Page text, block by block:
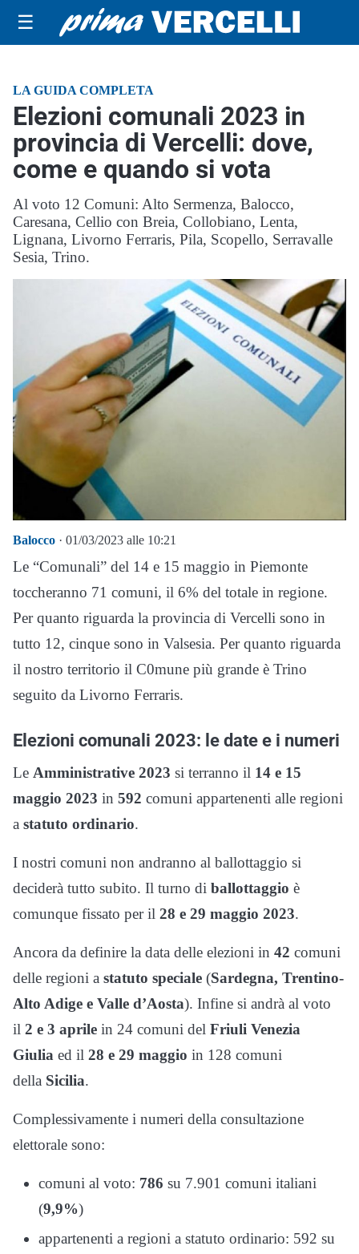
☰
LA GUIDA COMPLETA
Elezioni comunali 2023 in
provincia di Vercelli: dove,
come e quando si vota
Al voto 12 Comuni: Alto Sermenza, Balocco,
Caresana, Cellio con Breia, Collobiano, Lenta,
Lignana, Livorno Ferraris, Pila, Scopello, Serravalle
Sesia, Trino.
Balocco · 01/03/2023 alle 10:21
Le “Comunali” del 14 e 15 maggio in Piemonte
toccheranno 71 comuni, il 6% del totale in regione.
Per quanto riguarda la provincia di Vercelli sono in
tutto 12, cinque sono in Valsesia. Per quanto riguarda
il nostro territorio il C0mune più grande è Trino
seguito da Livorno Ferraris.
Elezioni comunali 2023: le date e i numeri
Le Amministrative 2023 si terranno il 14 e 15
maggio 2023 in 592 comuni appartenenti alle regioni
a statuto ordinario.
I nostri comuni non andranno al ballottaggio si
deciderà tutto subito. Il turno di ballottaggio è
comunque fissato per il 28 e 29 maggio 2023.
Ancora da definire la data delle elezioni in 42 comuni
delle regioni a statuto speciale (Sardegna, Trentino-
Alto Adige e Valle d’Aosta). Infine si andrà al voto
il 2 e 3 aprile in 24 comuni del Friuli Venezia
Giulia ed il 28 e 29 maggio in 128 comuni
della Sicilia.
Complessivamente i numeri della consultazione
elettorale sono:
comuni al voto: 786 su 7.901 comuni italiani
(9,9%)
appartenenti a regioni a statuto ordinario: 592 su